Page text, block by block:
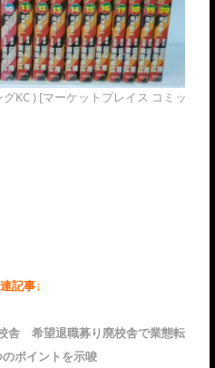
KC ) [マーケットプレイス コミッ
記事↓
舎 希望退職募り廃校舎で業態転
ポイントを示唆